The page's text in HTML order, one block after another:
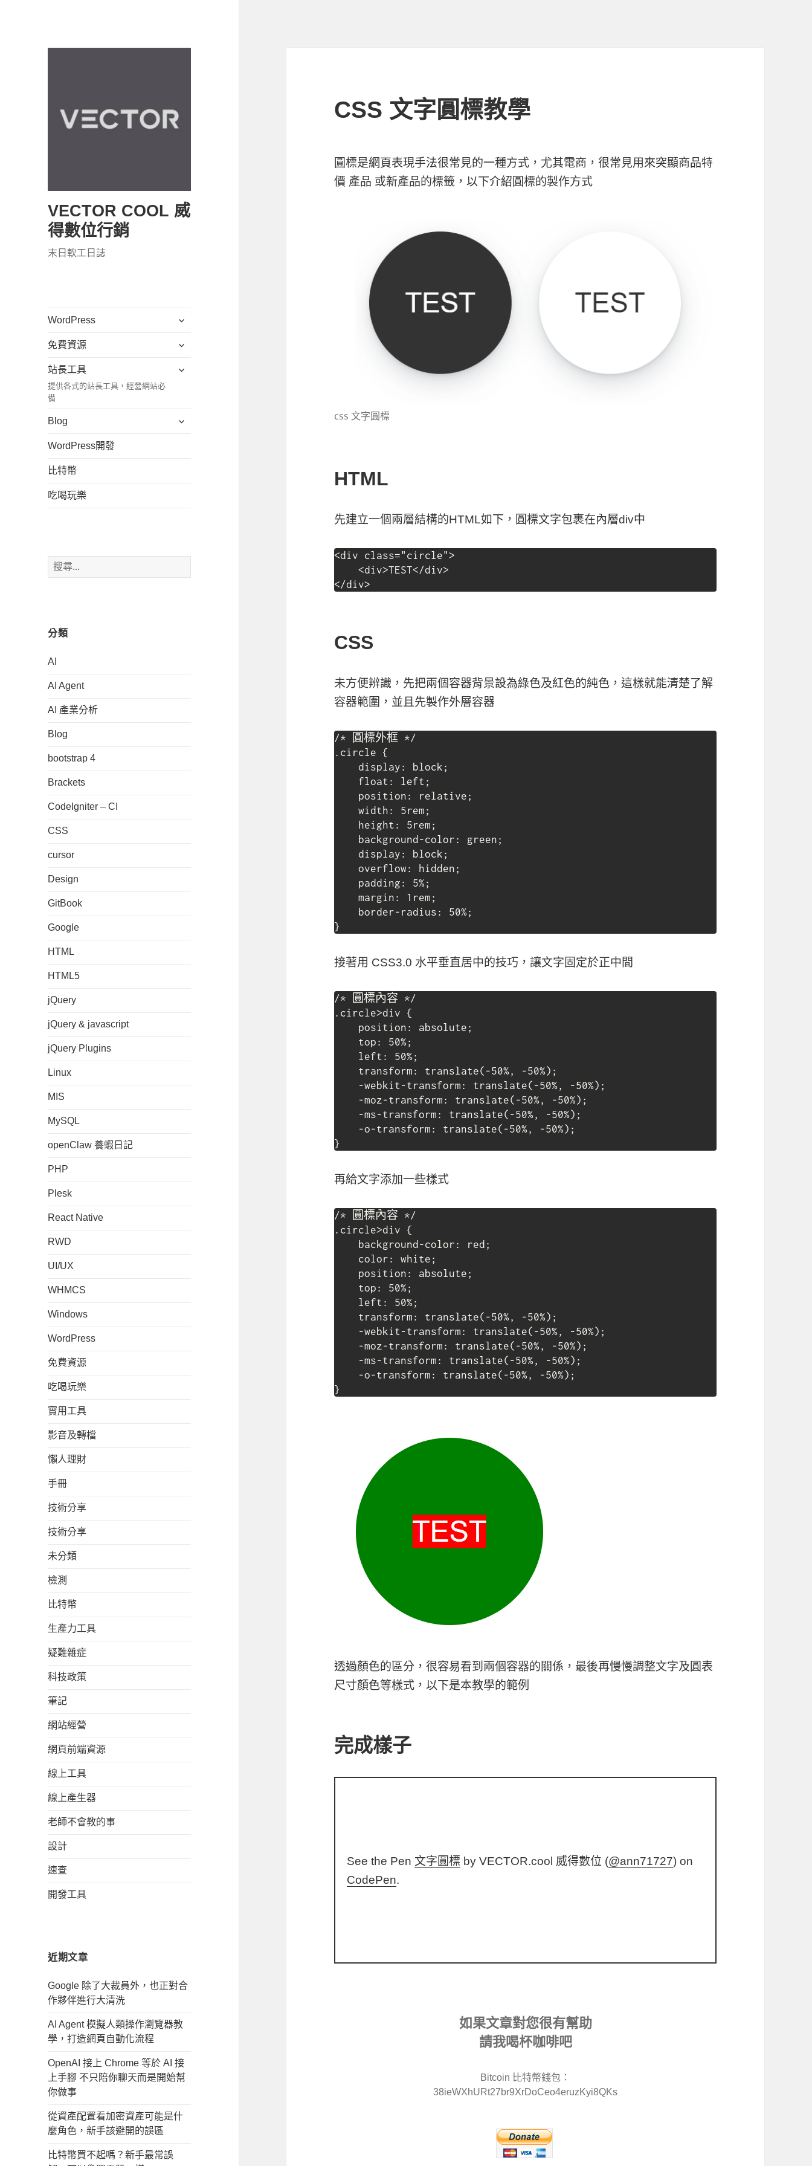
VECTOR COOL 威
得數位行銷
末日軟工日誌
WordPress
展
子
免費資源
展
子
站長工具
提供各式的站長工具，經營網站必
備
展
單
Blog
展
WordPress開發
比特幣
吃喝玩樂
搜
尋
分類
AI
AI Agent
AI 產業分析
Blog
bootstrap 4
Brackets
CodeIgniter – CI
CSS
cursor
Design
GitBook
Google
HTML
HTML5
jQuery
jQuery & javascript
jQuery Plugins
Linux
MIS
MySQL
openClaw 養蝦日記
PHP
Plesk
React Native
RWD
UI/UX
WHMCS
Windows
WordPress
免費資源
吃喝玩樂
實用工具
影音及轉檔
懶人理財
手冊
技術分享
技術分享
未分類
檢測
比特幣
生產力工具
疑難雜症
科技政策
筆記
網站經營
網頁前端資源
線上工具
線上產生器
老師不會教的事
設計
速查
開發工具
近期文章
Google 除了大裁員外，也正對合
作夥伴進行大清洗
AI Agent 模擬人類操作瀏覽器教
學，打造網頁自動化流程
OpenAI 接上 Chrome 等於 AI 接
上手腳 不只陪你聊天而是開始幫
你做事
從資產配置看加密資產可能是什
麼角色，新手該避開的誤區
比特幣買不起嗎？新手最常誤
CSS 文字圓標教學
圓標是網頁表現手法很常見的一種方式，尤其電商，很常見用來突顯商品特
價 產品 或新產品的標籤，以下介紹圓標的製作方式
css 文字圓標
HTML
先建立一個兩層結構的HTML如下，圓標文字包裹在內層div中
<div class="circle">
    <div>TEST</div>
</div>
CSS
未方便辨識，先把兩個容器背景設為綠色及紅色的純色，這樣就能清楚了解
容器範圍，並且先製作外層容器
/* 圓標外框 */
.circle {
    display: block;
    width: 5rem;
    display: block;
    overflow: hidden;
    margin: 1rem;
}
接著用 CSS3.0 水平垂直居中的技巧，讓文字固定於正中間
/* 圓標內容 */
.circle>div {
}
再給文字添加一些樣式
/* 圓標內容 */
.circle>div {
}
透過顏色的區分，很容易看到兩個容器的關係，最後再慢慢調整文字及圓表
尺寸顏色等樣式，以下是本教學的範例
完成樣子
See the Pen 文字圓標 by VECTOR.cool 威得數位 (@ann71727) on
CodePen.
如果文章對您很有幫助
請我喝杯咖啡吧
Bitcoin 比特幣錢包：
38ieWXhURt27br9XrDoCeo4eruzKyi8QKs